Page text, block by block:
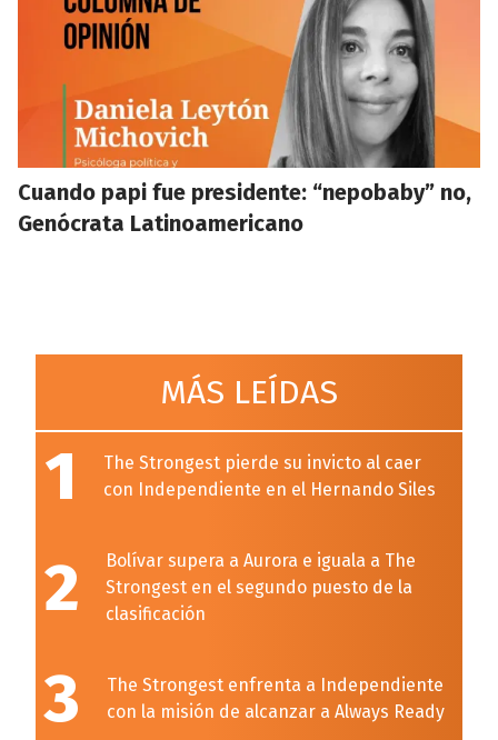
Cuando papi fue presidente: “nepobaby” no,
Genócrata Latinoamericano
MÁS LEÍDAS
1
The Strongest pierde su invicto al caer
con Independiente en el Hernando Siles
2
Bolívar supera a Aurora e iguala a The
Strongest en el segundo puesto de la
clasificación
3
The Strongest enfrenta a Independiente
con la misión de alcanzar a Always Ready